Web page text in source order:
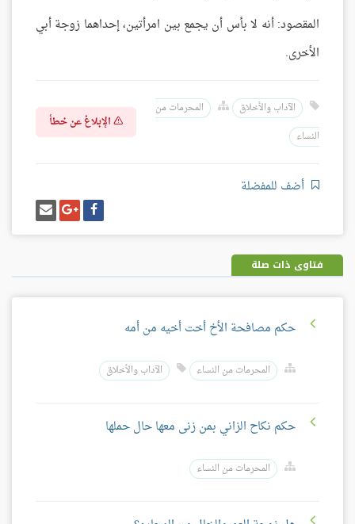
المقصود: أنه لا بأس أن يجمع بين امرأتين، إحداهما زوجة أبي
الأخرى.
الآداب والأخلاق
المحرمات من
النساء
الإبلاغ عن خطأ
أضف للمفضلة
شارك
على
فيسبوك
شارك
على
غوغل
بلس
إرسل
إيميل
فتاوى ذات صلة
حكم مصافحة الأخ أخت أخيه من أمه
المحرمات من النساء الآداب والأخلاق
حكم نكاح الزاني بمن زنى معها حال حملها
المحرمات من النساء